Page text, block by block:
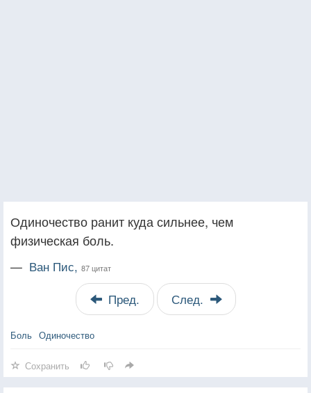
Одиночество ранит куда сильнее, чем
физическая боль.
— Ван Пис, 87 цитат
Пред. След.
Боль Одиночество
Сохранить